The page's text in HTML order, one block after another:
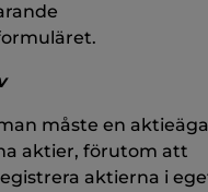
måste en
aktier, förutom att
aktierna i